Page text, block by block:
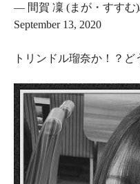
— 間賀 凜 (まが・すすむ
September 13, 2020
トリンドル瑠奈か！？ど